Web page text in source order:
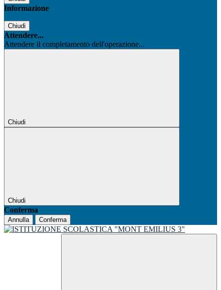
Informazione
Chiudi
Attendere...
Attendere il completamento dell'operazione...
Chiudi
Chiudi
Conferma
Annulla Conferma